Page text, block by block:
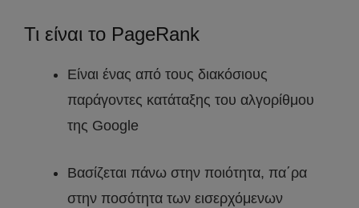
Τι είναι το PageRank
Είναι ένας από τους διακόσιους
παράγοντες κατάταξης του αλγορίθμου
της Google
Βασίζεται πάνω στην ποιότητα, πα΄ρα
στην ποσότητα των εισερχόμενων